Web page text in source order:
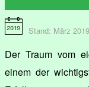
Stand: März 2019
Der Traum vom
einem der